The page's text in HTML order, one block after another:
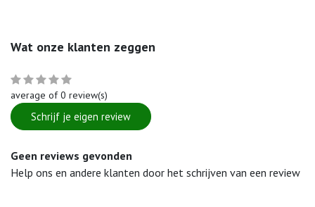
Wat onze klanten zeggen
average of 0 review(s)
Schrijf je eigen review
Geen reviews gevonden
Help ons en andere klanten door het schrijven van een review